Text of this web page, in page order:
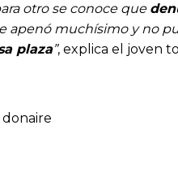
otro se conoce que
apenó muchísimo y no
plaza”, explica el joven